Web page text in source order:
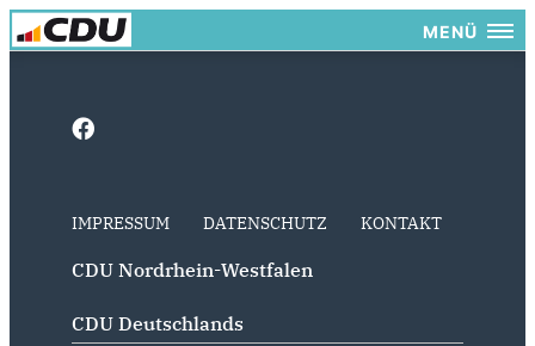
MENÜ
IMPRESSUM DATENSCHUTZ KONTAKT
CDU Nordrhein-Westfalen
CDU Deutschlands